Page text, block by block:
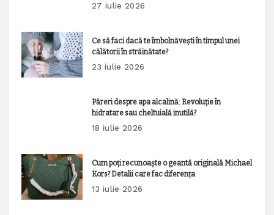
27 iulie 2026
Ce să faci dacă te îmbolnăvești în timpul unei
călătorii în străinătate?
23 iulie 2026
Păreri despre apa alcalină: Revoluție în
hidratare sau cheltuială inutilă?
18 iulie 2026
Cum poți recunoaște o geantă originală Michael
Kors? Detalii care fac diferența
13 iulie 2026